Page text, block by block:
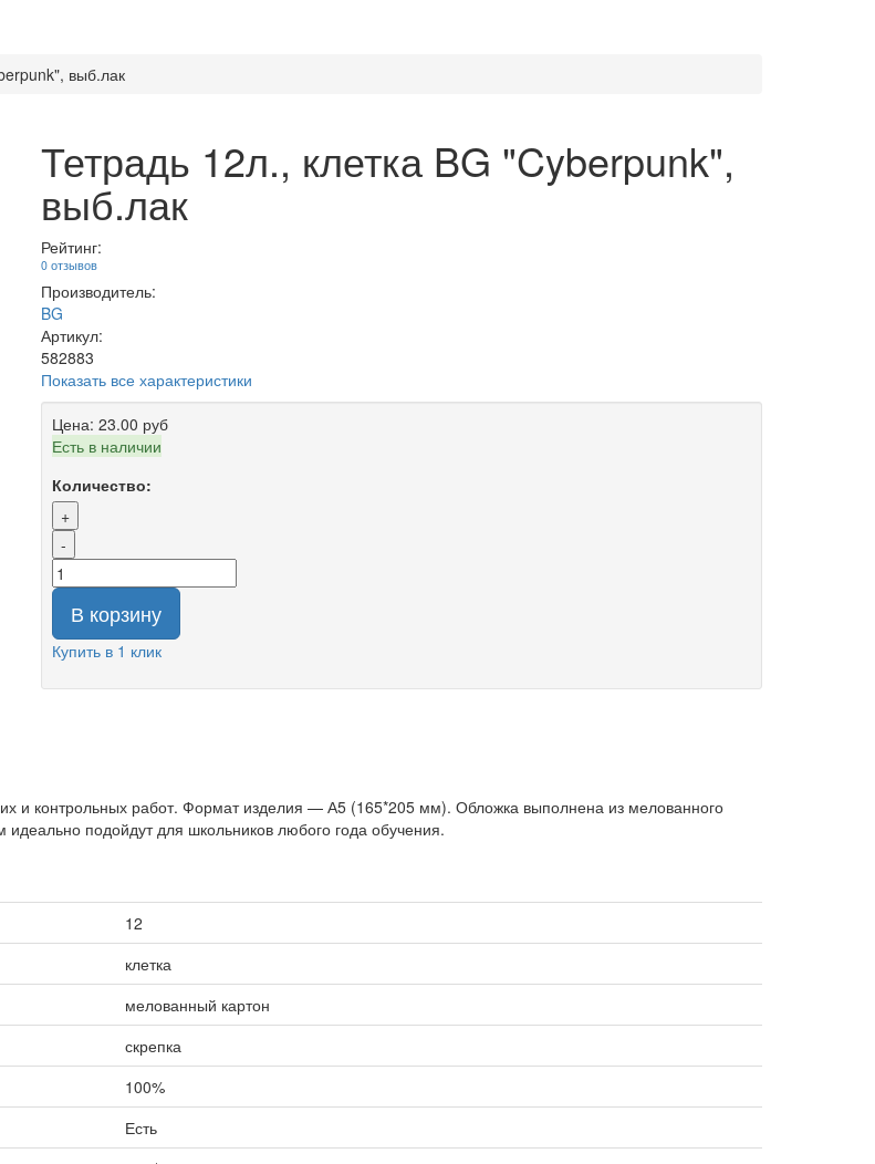
выб.лак
Тетрадь 12л., клетка BG "Cyberpunk",
выб.лак
Рейтинг:
0 отзывов
Производитель:
BG
Артикул:
582883
Показать все характеристики
Цена: 23.00 руб
Есть в наличии
Количество:
+
-
В корзину
Купить в 1 клик
и контрольных работ. Формат изделия — А5 (165*205 мм). Обложка выполнена из мелованного
подойдут для школьников любого года обучения.
12
клетка
мелованный картон
скрепка
100%
Есть